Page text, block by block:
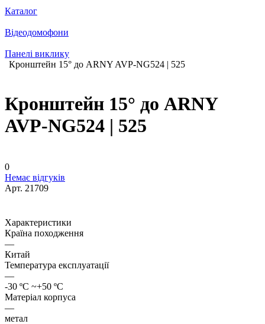
Каталог
Відеодомофони
Панелі виклику
Кронштейн 15° до ARNY AVP-NG524 | 525
Кронштейн 15° до ARNY
AVP-NG524 | 525
0
Немає відгуків
Арт. 21709
Характеристики
Країна походження
—
Китай
Температура експлуатації
—
-30 ºC ~+50 ºC
Матеріал корпуса
—
метал